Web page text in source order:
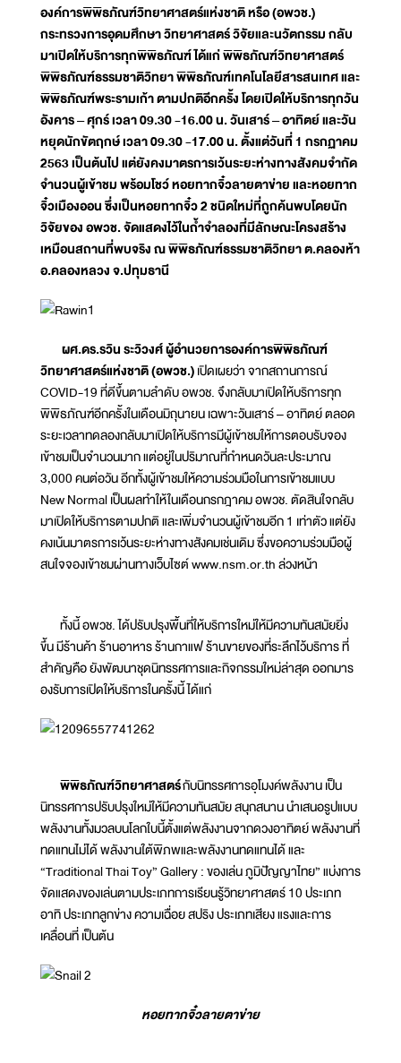
องค์การพิพิธภัณฑ์วิทยาศาสตร์แห่งชาติ หรือ (อพวช.)
กระทรวงการอุดมศึกษา วิทยาศาสตร์ วิจัยและนวัตกรรม กลับ
มาเปิดให้บริการทุกพิพิธภัณฑ์ ได้แก่ พิพิธภัณฑ์วิทยาศาสตร์
พิพิธภัณฑ์ธรรมชาติวิทยา พิพิธภัณฑ์เทคโนโลยีสารสนเทศ และ
พิพิธภัณฑ์พระรามเก้า ตามปกติอีกครั้ง โดยเปิดให้บริการทุกวัน
อังคาร – ศุกร์ เวลา 09.30 -16.00 น. วันเสาร์ – อาทิตย์ และวัน
หยุดนักขัตฤกษ์ เวลา 09.30 -17.00 น. ตั้งแต่วันที่ 1 กรกฏาคม
2563 เป็นต้นไป แต่ยังคงมาตรการเว้นระยะห่างทางสังคมจำกัด
จำนวนผู้เข้าชม พร้อมโชว์ หอยทากจิ๋วลายตาข่าย และหอยทาก
จิ๋วเมืองออน ซึ่งเป็นหอยทากจิ๋ว 2 ชนิดใหม่ที่ถูกค้นพบโดยนัก
วิจัยของ อพวช. จัดแสดงไว้ในถ้ำจำลองที่มีลักษณะโครงสร้าง
เหมือนสถานที่พบจริง ณ พิพิธภัณฑ์ธรรมชาติวิทยา ต.คลองห้า
อ.คลองหลวง จ.ปทุมธานี
ผศ.ดร.รวิน ระวิวงศ์ ผู้อำนวยการองค์การพิพิธภัณฑ์
วิทยาศาสตร์แห่งชาติ (อพวช.)เปิดเผยว่า จากสถานการณ์
COVID-19 ที่ดีขึ้นตามลำดับ อพวช. จึงกลับมาเปิดให้บริการทุก
พิพิธภัณฑ์อีกครั้งในเดือนมิถุนายน เฉพาะวันเสาร์ – อาทิตย์ ตลอด
ระยะเวลาทดลองกลับมาเปิดให้บริการมีผู้เข้าชมให้การตอบรับจอง
เข้าชมเป็นจำนวนมาก แต่อยู่ในปริมาณที่กำหนดวันละประมาณ
3,000 คนต่อวัน อีกทั้งผู้เข้าชมให้ความร่วมมือในการเข้าชมแบบ
New Normal เป็นผลทำให้ในเดือนกรกฎาคม อพวช. ตัดสินใจกลับ
มาเปิดให้บริการตามปกติ และเพิ่มจำนวนผู้เข้าชมอีก 1 เท่าตัว แต่ยัง
คงเน้นมาตรการเว้นระยะห่างทางสังคมเช่นเดิม ซึ่งขอความร่วมมือผู้
สนใจจองเข้าชมผ่านทางเว็บไซต์ www.nsm.or.th ล่วงหน้า
ทั้งนี้ อพวช. ได้ปรับปรุงพื้นที่ให้บริการใหม่ให้มีความทันสมัยยิ่ง
ขึ้น มีร้านค้า ร้านอาหาร ร้านกาแฟ ร้านขายของที่ระลึกไว้บริการ ที่
สำคัญคือ ยังพัฒนาชุดนิทรรศการและกิจกรรมใหม่ล่าสุด ออกมาร
องรับการเปิดให้บริการในครั้งนี้ ได้แก่
พิพิธภัณฑ์วิทยาศาสตร์กับนิทรรศการอุโมงค์พลังงาน เป็น
นิทรรศการปรับปรุงใหม่ให้มีความทันสมัย สนุกสนาน นำเสนอรูปแบบ
พลังงานทั้งมวลบนโลกใบนี้ตั้งแต่พลังงานจากดวงอาทิตย์ พลังงานที่
ทดแทนไม่ได้ พลังงานใต้พิภพและพลังงานทดแทนได้ และ
“Traditional Thai Toy” Gallery : ของเล่น ภูมิปัญญาไทย” แบ่งการ
จัดแสดงของเล่นตามประเภทการเรียนรู้วิทยาศาสตร์ 10 ประเภท
อาทิ ประเภทลูกข่าง ความเฉื่อย สปริง ประเภทเสียง แรงและการ
เคลื่อนที่ เป็นต้น
หอยทากจิ๋วลายตาข่าย